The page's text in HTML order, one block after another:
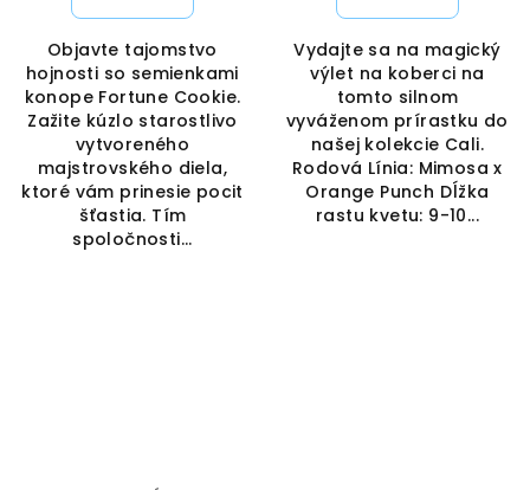
Objavte tajomstvo
hojnosti so semienkami
konope Fortune Cookie.
Zažite kúzlo starostlivo
vytvoreného
majstrovského diela,
ktoré vám prinesie pocit
šťastia. Tím
spoločnosti...
Vydajte sa na magický
výlet na koberci na
tomto silnom
vyváženom prírastku do
našej kolekcie Cali.
Rodová Línia: Mimosa x
Orange Punch Dĺžka
rastu kvetu: 9-10...